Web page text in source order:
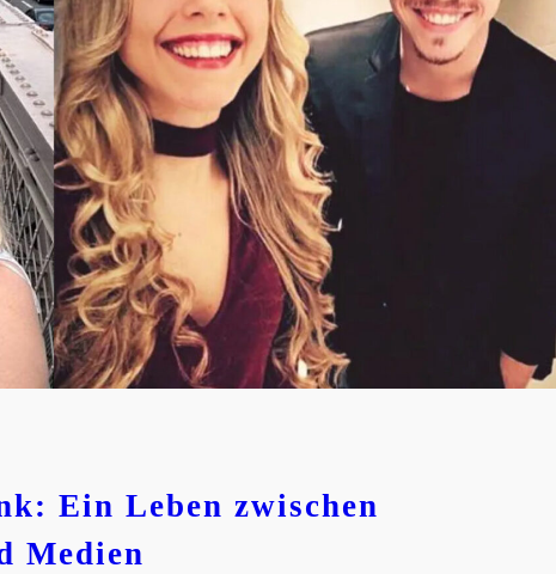
Ein Leben zwischen
Medien